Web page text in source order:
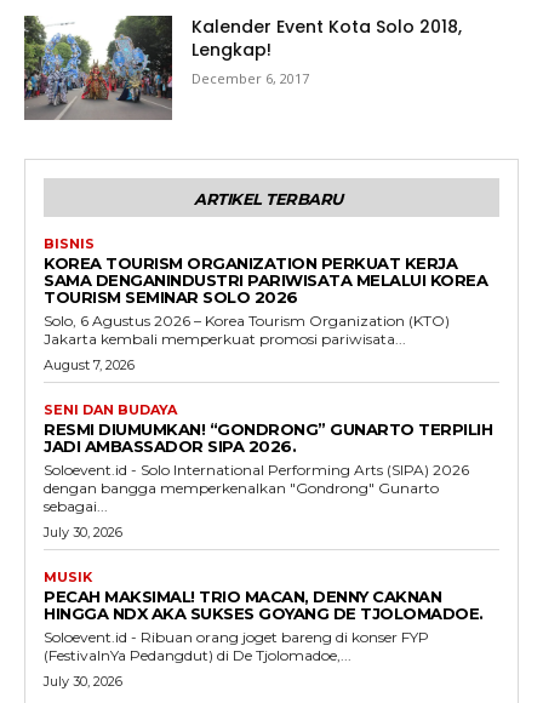
Kalender Event Kota Solo 2018,
Lengkap!
December 6, 2017
ARTIKEL TERBARU
BISNIS
KOREA TOURISM ORGANIZATION PERKUAT KERJA
SAMA DENGANINDUSTRI PARIWISATA MELALUI KOREA
TOURISM SEMINAR SOLO 2026
Solo, 6 Agustus 2026 – Korea Tourism Organization (KTO)
Jakarta kembali memperkuat promosi pariwisata...
August 7, 2026
SENI DAN BUDAYA
RESMI DIUMUMKAN! “GONDRONG” GUNARTO TERPILIH
JADI AMBASSADOR SIPA 2026.
Soloevent.id - Solo International Performing Arts (SIPA) 2026
dengan bangga memperkenalkan "Gondrong" Gunarto
sebagai...
July 30, 2026
MUSIK
PECAH MAKSIMAL! TRIO MACAN, DENNY CAKNAN
HINGGA NDX AKA SUKSES GOYANG DE TJOLOMADOE.
Soloevent.id - Ribuan orang joget bareng di konser FYP
(FestivalnYa Pedangdut) di De Tjolomadoe,...
July 30, 2026